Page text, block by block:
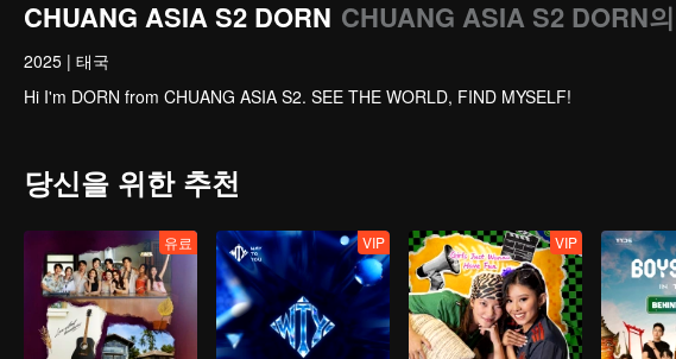
CHUANG ASIA S2 DORN CHUANG ASIA S2 DORN
2025 | 태국
Hi I'm DORN from CHUANG ASIA S2. SEE THE WORLD, FIND MYSELF!
당신을 위한 추천
유료 VIP VIP